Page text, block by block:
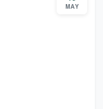
MAY